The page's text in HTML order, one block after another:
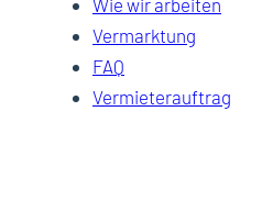
Vermarktung
FAQ
Vermieterauftrag